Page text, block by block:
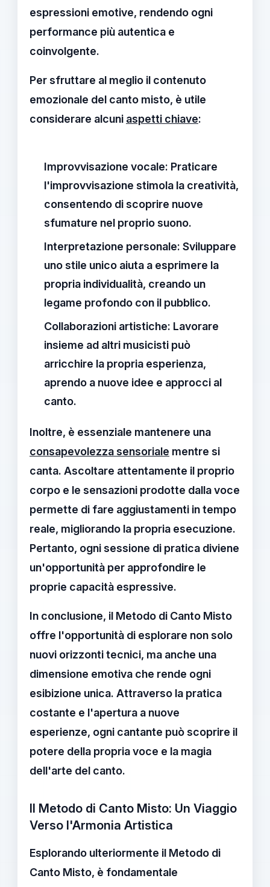
espressioni emotive, rendendo ogni
performance più autentica e
coinvolgente.
Per sfruttare al meglio il contenuto
emozionale del canto misto, è utile
considerare alcuni aspetti chiave:
Improvvisazione vocale: Praticare
l'improvvisazione stimola la creatività,
consentendo di scoprire nuove
sfumature nel proprio suono.
Interpretazione personale: Sviluppare
uno stile unico aiuta a esprimere la
propria individualità, creando un
legame profondo con il pubblico.
Collaborazioni artistiche: Lavorare
insieme ad altri musicisti può
arricchire la propria esperienza,
aprendo a nuove idee e approcci al
canto.
Inoltre, è essenziale mantenere una
consapevolezza sensoriale mentre si
canta. Ascoltare attentamente il proprio
corpo e le sensazioni prodotte dalla voce
permette di fare aggiustamenti in tempo
reale, migliorando la propria esecuzione.
Pertanto, ogni sessione di pratica diviene
un'opportunità per approfondire le
proprie capacità espressive.
In conclusione, il Metodo di Canto Misto
offre l'opportunità di esplorare non solo
nuovi orizzonti tecnici, ma anche una
dimensione emotiva che rende ogni
esibizione unica. Attraverso la pratica
costante e l'apertura a nuove
esperienze, ogni cantante può scoprire il
potere della propria voce e la magia
dell'arte del canto.
Il Metodo di Canto Misto: Un Viaggio
Verso l'Armonia Artistica
Esplorando ulteriormente il Metodo di
Canto Misto, è fondamentale